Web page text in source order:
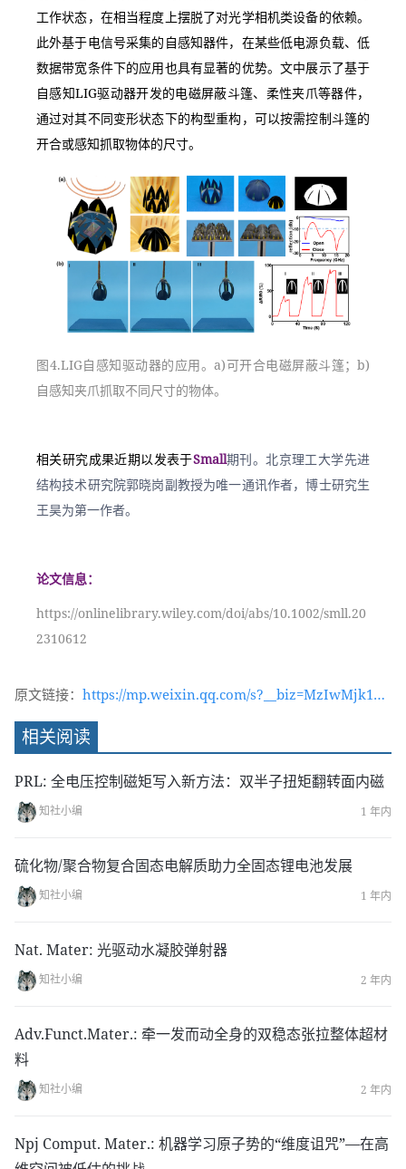
工作状态，在相当程度上摆脱了对光学相机类设备的依赖。
此外基于电信号采集的自感知器件，在某些低电源负载、低
数据带宽条件下的应用也具有显著的优势。文中展示了基于
自感知LIG驱动器开发的电磁屏蔽斗篷、柔性夹爪等器件，
通过对其不同变形状态下的构型重构，可以按需控制斗篷的
开合或感知抓取物体的尺寸。
图4.LIG自感知驱动器的应用。a)可开合电磁屏蔽斗篷；b)
自感知夹爪抓取不同尺寸的物体。
相关研究成果近期以发表于Small期刊。北京理工大学先进
结构技术研究院郭晓岗副教授为唯一通讯作者，博士研究生
王昊为第一作者。
论文信息：
https://onlinelibrary.wiley.com/doi/abs/10.1002/smll.20
2310612
原文链接： https://mp.weixin.qq.com/s?__biz=MzIwMjk1OT
c2MA==&mid=2247544782&idx=1&sn=b4486ae7
293592fd7f696086bdd298ad&chksm=96d4d131a1
4a31090107a83345d3b570c&token=1896473346&l
相关阅读
PRL: 全电压控制磁矩写入新方法：双半子扭矩翻转面内磁
知社小编 1 年内
硫化物/聚合物复合固态电解质助力全固态锂电池发展
知社小编 1 年内
Nat. Mater: 光驱动水凝胶弹射器
知社小编 2 年内
Adv.Funct.Mater.: 牵一发而动全身的双稳态张拉整体超材
料
知社小编 2 年内
Npj Comput. Mater.: 机器学习原子势的“维度诅咒”—在高